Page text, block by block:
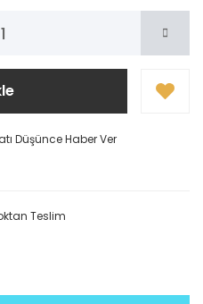
Düşünce Haber Ver
Teslim